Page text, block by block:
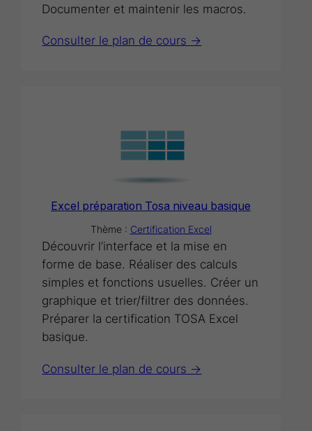
Documenter et maintenir les macros.
Consulter le plan de cours ->
Excel préparation Tosa niveau basique
Thème : Certification Excel
Découvrir l’interface et la mise en
forme de base. Réaliser des calculs
simples et fonctions usuelles. Créer un
graphique et trier/filtrer des données.
Préparer la certification TOSA Excel
basique.
Consulter le plan de cours ->